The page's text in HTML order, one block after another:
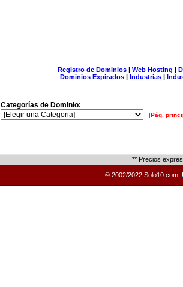
Registro de Dominios| Web Hosting |
Dominios Expirados | Industrias |
Categorías de Dominio:
[Pág.
** Precios
© 2002/2022 Solo10.com